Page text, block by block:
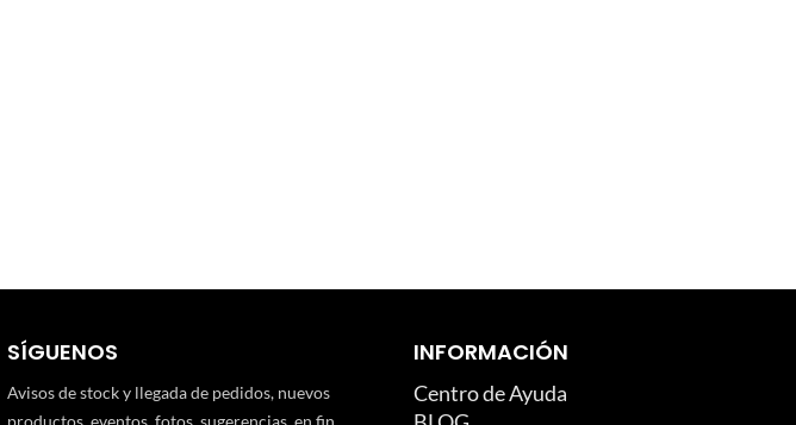
SÍGUENOS
Avisos de stock y llegada de pedidos, nuevos
INFORMACIÓN
Centro de Ayuda